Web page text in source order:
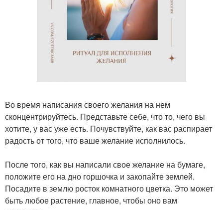
Во время написания своего желания на нем
сконцентрируйтесь. Представьте себе, что то, чего вы
хотите, у вас уже есть. Почувствуйте, как вас распирает
радость от того, что ваше желание исполнилось.
После того, как вы написали свое желание на бумаге,
положите его на дно горшочка и закопайте землей.
Посадите в землю росток комнатного цветка. Это может
быть любое растение, главное, чтобы оно вам